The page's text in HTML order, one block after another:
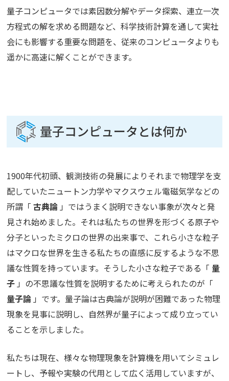
量子コンピュータでは素因数分解やデータ探索、連立一次
方程式の解を求める問題など、科学技術計算を通して実社
会にも影響する重要な問題を、従来のコンピュータよりも
遥かに高速に解くことができます。
量子コンピュータとは何か
1900年代初頭、観測技術の発展によりそれまで物理学を支
配していたニュートン力学やマクスウェル電磁気学などの
所謂「古典論 」ではうまく説明できない事象が次々と発
見され始めました。それは私たちの世界を形づくる原子や
分子といったミクロの世界の出来事で、これら小さな粒子
はマクロな世界を生きる私たちの直感に反するような不思
議な性質を持っています。そうした小さな粒子である「 量
子 」の不思議な性質を説明するために考えられたのが「
量子論 」です。量子論は古典論が説明が困難であった物理
現象を見事に説明し、自然界が量子によって成り立ってい
ることを示しました。
私たちは現在、様々な物理現象を計算機を用いてシミュレ
ートし、予報や実験の代用として広く活用していますが、